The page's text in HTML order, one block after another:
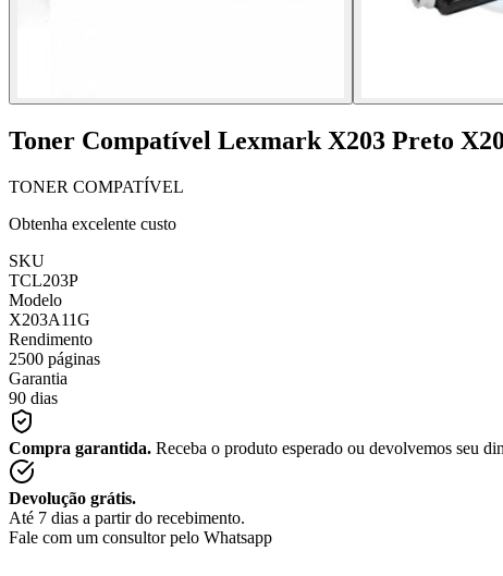
Toner Compatível Lexmark X203 Preto
TONER COMPATÍVEL
Obtenha excelente custo
SKU
TCL203P
Modelo
X203A11G
Rendimento
2500 páginas
Garantia
90 dias
Compra garantida. Receba o produto esperado ou devolvemos seu
Devolução grátis.
Até 7 dias a partir do recebimento.
Fale com um consultor pelo Whatsapp